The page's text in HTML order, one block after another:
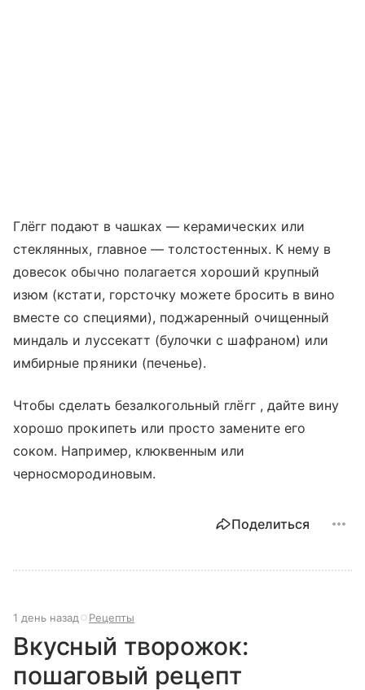
Глёгг подают в чашках — керамических или
стеклянных, главное — толстостенных. К нему в
довесок обычно полагается хороший крупный
изюм (кстати, горсточку можете бросить в вино
вместе со специями), поджаренный очищенный
миндаль и луссекатт (булочки с шафраном) или
имбирные пряники (печенье).
Чтобы сделать безалкогольный глёгг , дайте вину
хорошо прокипеть или просто замените его
соком. Например, клюквенным или
черносмородиновым.
Поделиться
1 день назад Рецепты
Вкусный творожок:
пошаговый рецепт